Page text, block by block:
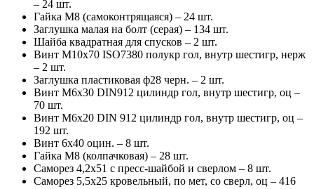
– 24 шт.
Гайка М8 (самоконтрящаяся) – 24 шт.
Заглушка малая на болт (серая) – 134 шт.
Шайба квадратная для спусков – 2 шт.
Винт М10х70 ISO7380 полукр гол, внутр шестигр, нерж
– 2 шт.
Заглушка пластиковая ф28 черн. – 2 шт.
Винт М6х30 DIN912 цилиндр гол, внутр шестигр, оц –
70 шт.
Винт М6х20 DIN 912 цилиндр гол, внутр шестигр, оц –
192 шт.
Винт 6х40 оцин. – 8 шт.
Гайка М8 (колпачковая) – 28 шт.
Саморез 4,2х51 с пресс-шайбой и сверлом – 8 шт.
Саморез 5,5х25 кровельный, по мет, со сверл, оц – 416